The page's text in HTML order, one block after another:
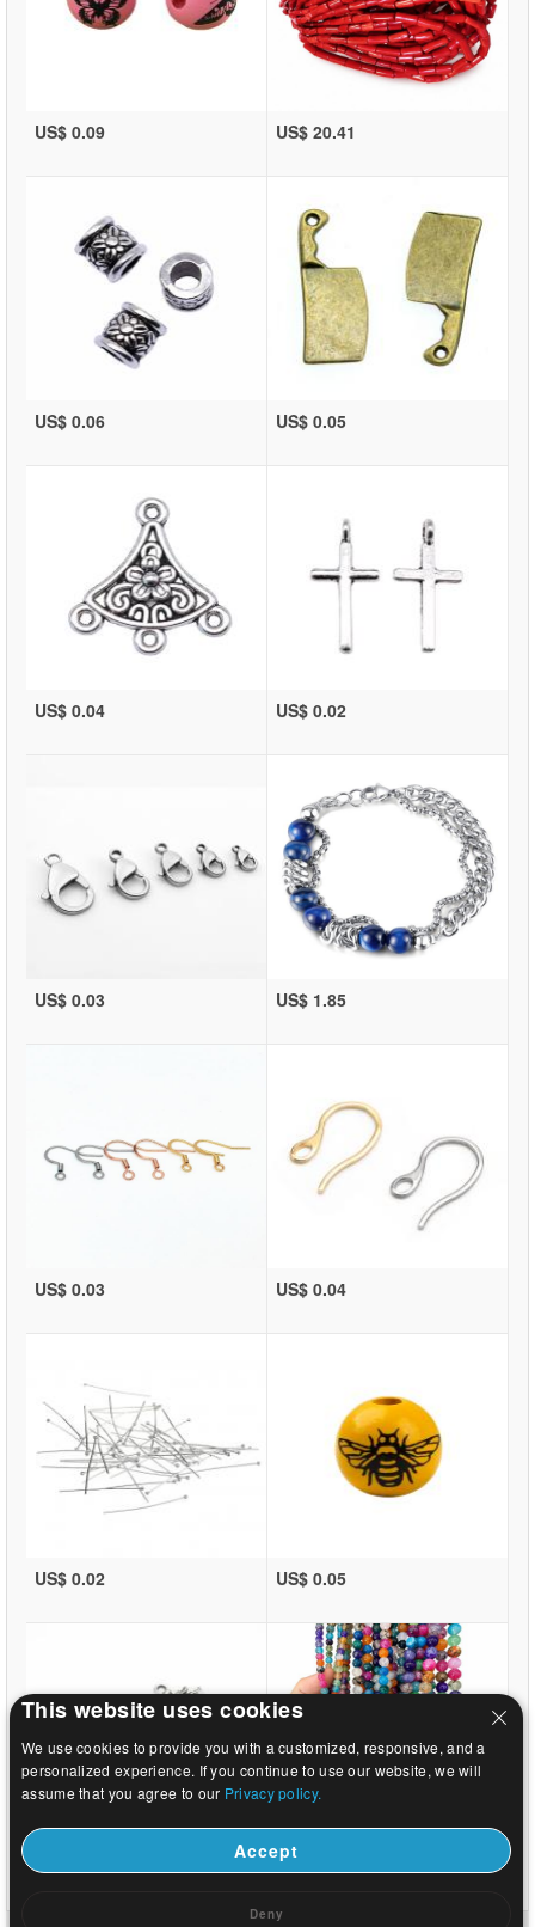
US$ 0.09 US$ 20.41
US$ 0.06 US$ 0.05
US$ 0.04 US$ 0.02
US$ 0.03 US$ 1.85
US$ 0.03 US$ 0.04
US$ 0.02 US$ 0.05
US$ 0.05 US$ 1.02
This website uses cookies
We use cookies to provide you with a customized, responsive, and a
personalized experience. If you continue to use our website, we will
assume that you agree to our Privacy policy.
Accept
Deny